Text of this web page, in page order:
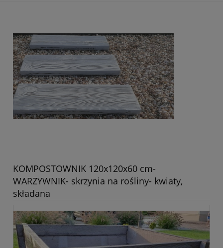
Warzywniki
KOMPOSTOWNIK 120x120x60 cm-
WARZYWNIK- skrzynia na rośliny- kwiaty,
składana